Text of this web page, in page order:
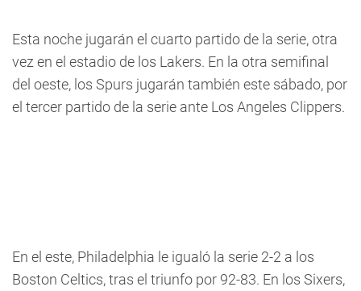
Esta noche jugarán el cuarto partido de la serie, otra
vez en el estadio de los Lakers. En la otra semifinal
del oeste, los Spurs jugarán también este sábado, por
el tercer partido de la serie ante Los Angeles Clippers.
En el este, Philadelphia le igualó la serie 2-2 a los
Boston Celtics, tras el triunfo por 92-83. En los Sixers,